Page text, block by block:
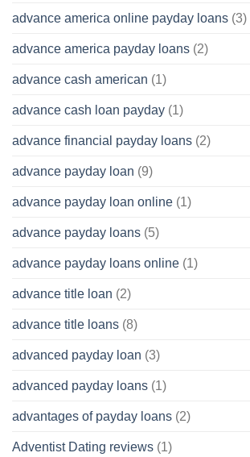
advance america online payday loans (3)
advance america payday loans (2)
advance cash american (1)
advance cash loan payday (1)
advance financial payday loans (2)
advance payday loan (9)
advance payday loan online (1)
advance payday loans (5)
advance payday loans online (1)
advance title loan (2)
advance title loans (8)
advanced payday loan (3)
advanced payday loans (1)
advantages of payday loans (2)
Adventist Dating reviews (1)